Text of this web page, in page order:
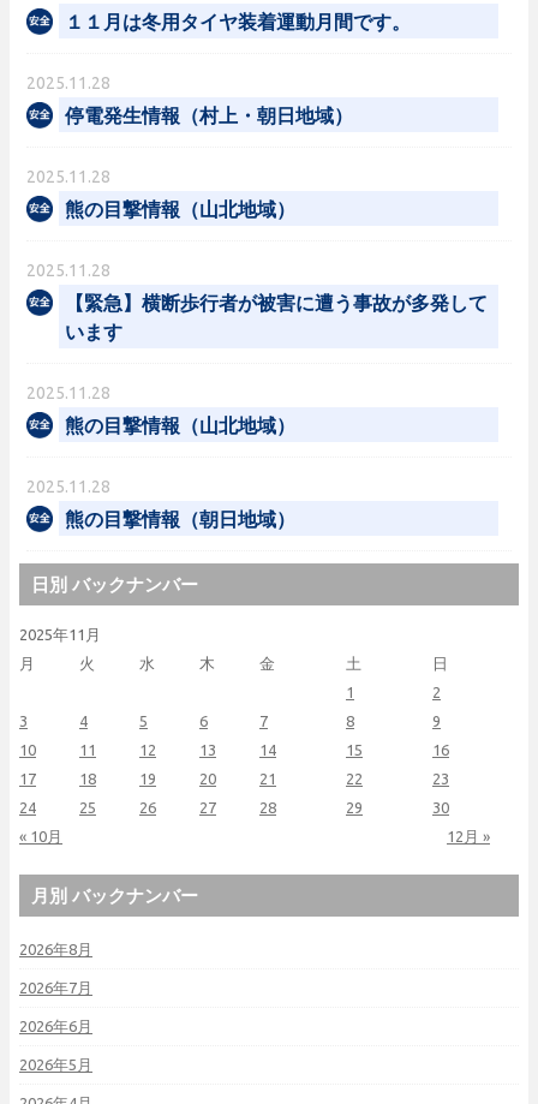
１１月は冬用タイヤ装着運動月間です。
2025.11.28
停電発生情報（村上・朝日地域）
2025.11.28
熊の目撃情報（山北地域）
2025.11.28
【緊急】横断歩行者が被害に遭う事故が多発して
います
2025.11.28
熊の目撃情報（山北地域）
2025.11.28
熊の目撃情報（朝日地域）
日別 バックナンバー
2025年11月
月
火 水 木 金 土 日
« 10月 12月 »
1
2
3
4 5 6 7 8
9
10
11 12 13 14 15
16
17
18 19 20 21 22
23
24
25 26 27 28 29 30
月別 バックナンバー
2026年8月
2026年7月
2026年6月
2026年5月